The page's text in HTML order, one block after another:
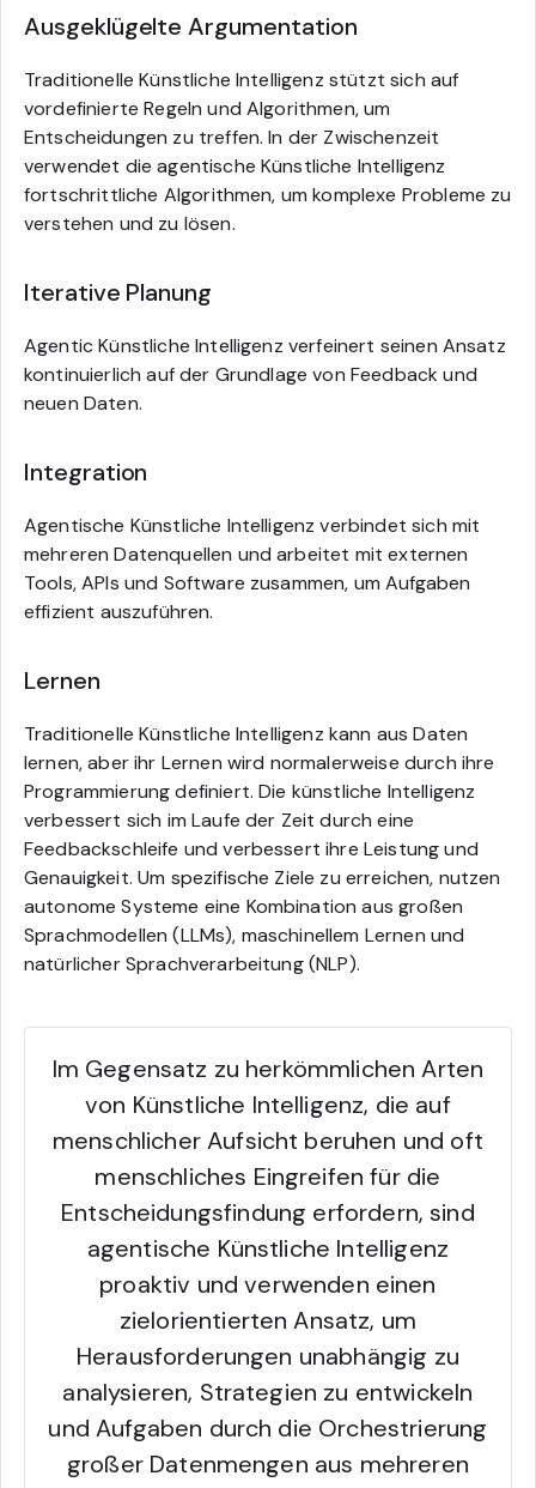
Ausgeklügelte Argumentation
Traditionelle Künstliche Intelligenz stützt sich auf
vordefinierte Regeln und Algorithmen, um
Entscheidungen zu treffen. In der Zwischenzeit
verwendet die agentische Künstliche Intelligenz
fortschrittliche Algorithmen, um komplexe Probleme zu
verstehen und zu lösen.
Iterative Planung
Agentic Künstliche Intelligenz verfeinert seinen Ansatz
kontinuierlich auf der Grundlage von Feedback und
neuen Daten.
Integration
Agentische Künstliche Intelligenz verbindet sich mit
mehreren Datenquellen und arbeitet mit externen
Tools, APIs und Software zusammen, um Aufgaben
effizient auszuführen.
Lernen
Traditionelle Künstliche Intelligenz kann aus Daten
lernen, aber ihr Lernen wird normalerweise durch ihre
Programmierung definiert. Die künstliche Intelligenz
verbessert sich im Laufe der Zeit durch eine
Feedbackschleife und verbessert ihre Leistung und
Genauigkeit. Um spezifische Ziele zu erreichen, nutzen
autonome Systeme eine Kombination aus großen
Sprachmodellen (LLMs), maschinellem Lernen und
natürlicher Sprachverarbeitung (NLP).
Im Gegensatz zu herkömmlichen Arten
von Künstliche Intelligenz, die auf
menschlicher Aufsicht beruhen und oft
menschliches Eingreifen für die
Entscheidungsfindung erfordern, sind
agentische Künstliche Intelligenz
proaktiv und verwenden einen
zielorientierten Ansatz, um
Herausforderungen unabhängig zu
analysieren, Strategien zu entwickeln
und Aufgaben durch die Orchestrierung
großer Datenmengen aus mehreren